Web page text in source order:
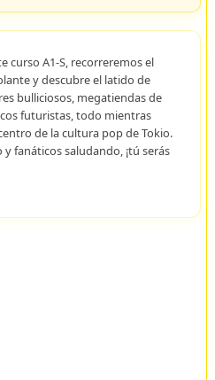
curso A1-S, recorreremos el
y descubre el latido de
bulliciosos, megatiendas de
futuristas, todo mientras
de la cultura pop de Tokio.
fanáticos saludando, ¡tú serás